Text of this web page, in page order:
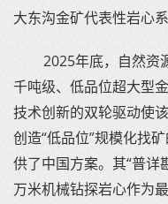
大东沟金矿代表性岩心
2025年底，自然资
千吨级、低品位超大型
技术创新的双轮驱动使
创造“低品位”规模化找
供了中国方案。其“普详
万米机械钻探岩心作为